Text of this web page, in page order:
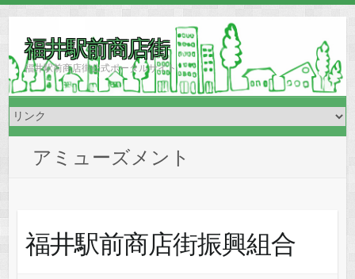
福井駅前商店街
福井駅前商店街公式ポータルサイト
アミューズメント
福井駅前商店街振興組合